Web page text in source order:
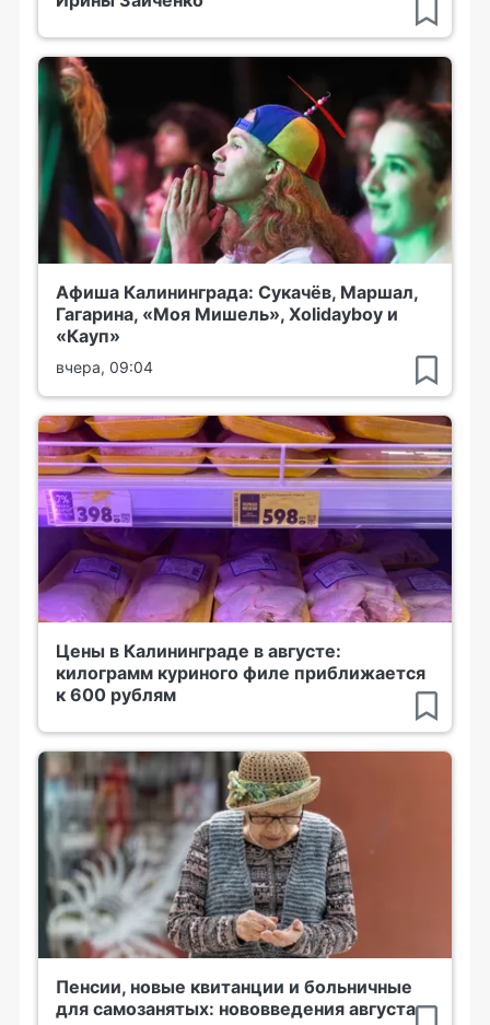
Афиша Калининграда: Сукачёв, Маршал,
Гагарина, «Моя Мишель», Xolidayboy и
«Кауп»
вчера, 09:04
Цены в Калининграде в августе:
килограмм куриного филе приближается
к 600 рублям
Пенсии, новые квитанции и больничные
для самозанятых: нововведения августа